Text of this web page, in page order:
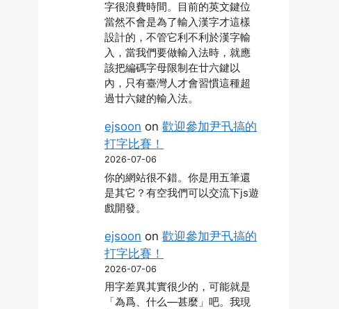
字很浪費時間。目前的英文鍵位
當然不會是為了輸入漢字才這樣
設計的，不管它利不利於漢字輸
入，當我們要做輸入法時，就應
該把編碼字母限制在廿六鍵以
內，只有臺灣人才會習慣這種超
過廿六鍵的輸入法。
ejsoon on歡迎參加尹卂搞的
打字比賽！
2026-07-06
你的網站很不錯。你是用五筆還
是其它？有空我們可以交流下js遊
戲開發。
ejsoon on歡迎參加尹卂搞的
打字比賽！
2026-07-06
用字差異其實很少的，可能就是
「為爲、什么―甚麼」吧。我現